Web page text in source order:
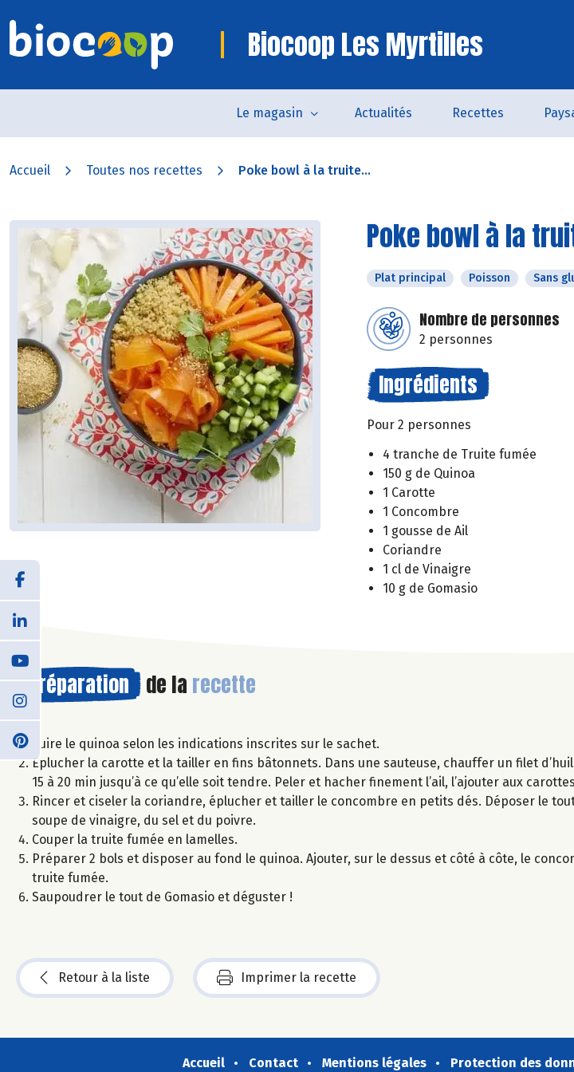
Biocoop Les Myrtilles
Le magasin Actualités Recettes
Accueil Toutes nos recettes Poke bowl à la truite...
Poke bowl à la
Plat principal Poisson Sans
Nombre de personnes
2 personnes
Ingrédients
Pour 2 personnes
4 tranche de Truite fumée
150 g de Quinoa
1 Carotte
1 Concombre
1 gousse de Ail
Coriandre
1 cl de Vinaigre
10 g de Gomasio
Préparation de la recette
Cuire le quinoa selon les indications inscrites sur le sachet.
Éplucher la carotte et la tailler en fins bâtonnets. Dans une sauteuse, chauffer un filet
15 à 20 min jusqu’à ce qu’elle soit tendre. Peler et hacher finement l’ail, l’ajouter aux
Rincer et ciseler la coriandre, éplucher et tailler le concombre en petits dés. Déposer le
soupe de vinaigre, du sel et du poivre.
Couper la truite fumée en lamelles.
Préparer 2 bols et disposer au fond le quinoa. Ajouter, sur le dessus et côté à côte, le
truite fumée.
Saupoudrer le tout de Gomasio et déguster !
Retour à la liste Imprimer la recette
Accueil Contact Mentions légales Protection des